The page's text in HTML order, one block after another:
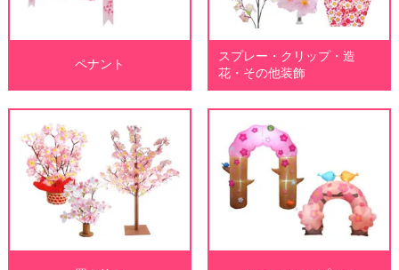
ペナント
スプレー・クリップ・造
花・その他装飾